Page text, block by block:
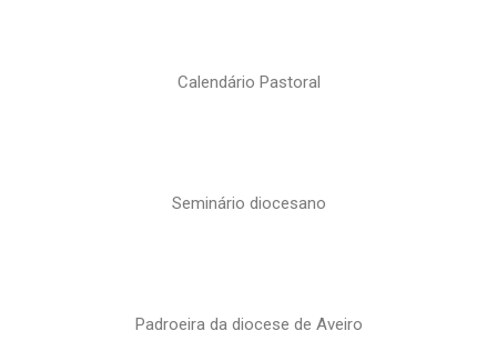
Calendário Pastoral
Seminário diocesano
Padroeira da diocese de Aveiro